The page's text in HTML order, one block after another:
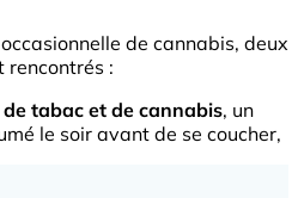
de cannabis, deux
rencontrés :
tabac et de cannabis, un
le soir avant de se coucher,